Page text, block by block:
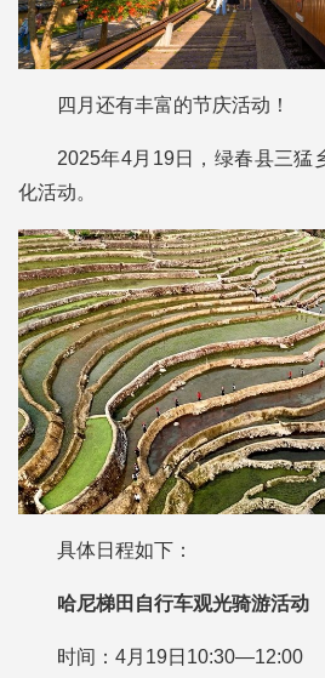
四月还有丰富的节庆活动！
2025年4月19日，绿春县三猛
化活动。
具体日程如下：
哈尼梯田自行车观光骑游活动
时间：4月19日10:30—12:00